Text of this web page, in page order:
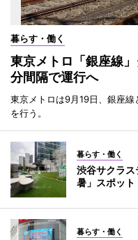
暮らす・働く
東京メトロ「銀座線
分間隔で運行へ
東京メトロは9月19日、銀座
を行う。
暮らす・働く
渋谷サクラ
暑」スポット
暮らす・働く